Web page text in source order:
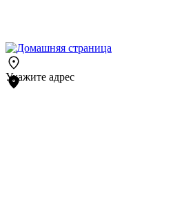
Укажите адрес